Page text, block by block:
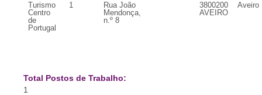
Turismo
Centro
de
Portugal
1
Rua João
Mendonça,
n.º 8
3800200
AVEIRO
Aveiro
Total Postos de Trabalho:
1